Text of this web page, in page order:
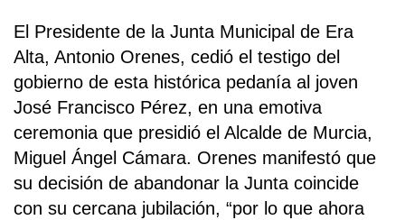
El Presidente de la Junta Municipal de Era
Alta, Antonio Orenes, cedió el testigo del
gobierno de esta histórica pedanía al joven
José Francisco Pérez, en una emotiva
ceremonia que presidió el Alcalde de Murcia,
Miguel Ángel Cámara. Orenes manifestó que
su decisión de abandonar la Junta coincide
con su cercana jubilación, “por lo que ahora